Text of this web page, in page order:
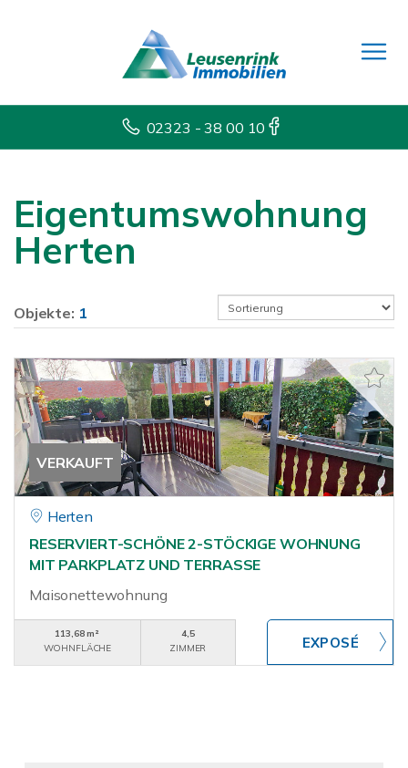
02323 - 38 00 10
Eigentumswohnung
Herten
Objekte: 1
VERKAUFT
Herten
RESERVIERT-SCHÖNE 2-STÖCKIGE WOHNUNG
MIT PARKPLATZ UND TERRASSE
Maisonettewohnung
113,68 m²
WOHNFLÄCHE
4,5
ZIMMER